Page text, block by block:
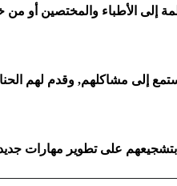
الأطباء والمختصين أو من
إلى مشاكلهم, وقدم لهم
على تطوير مهارات جديدة